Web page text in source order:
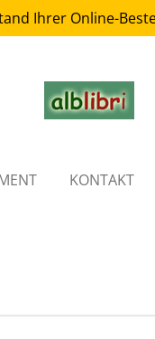
Ihrer Online-
KONTAKT